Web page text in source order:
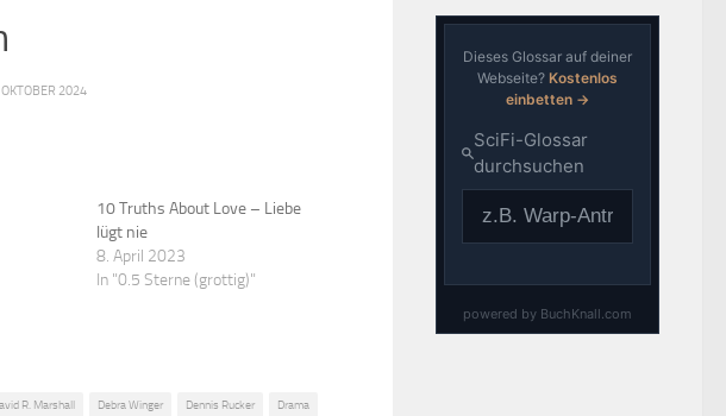
2024
10 Truths About Love – Liebe
lügt nie
8. April 2023
In "0.5 Sterne (grottig)"
R. Marshall Debra Winger Dennis Rucker Drama